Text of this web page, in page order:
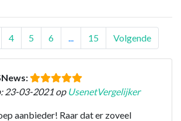
4 5 6 15 Volgende
23-03-2021 op UsenetVergelijker
aanbieder! Raar dat er zoveel